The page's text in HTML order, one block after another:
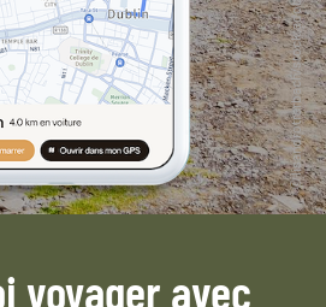
voyager avec